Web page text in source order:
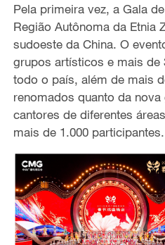
Pela primeira vez, a Gala
Região Autônoma da Etnia
sudoeste da China. O
grupos artísticos e mais de
todo o país, além de mais
renomados quanto da
cantores de diferentes
mais de 1.000 participantes.